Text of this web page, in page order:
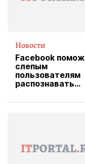
Новости
Facebook
слепым
пользователям
распознавать